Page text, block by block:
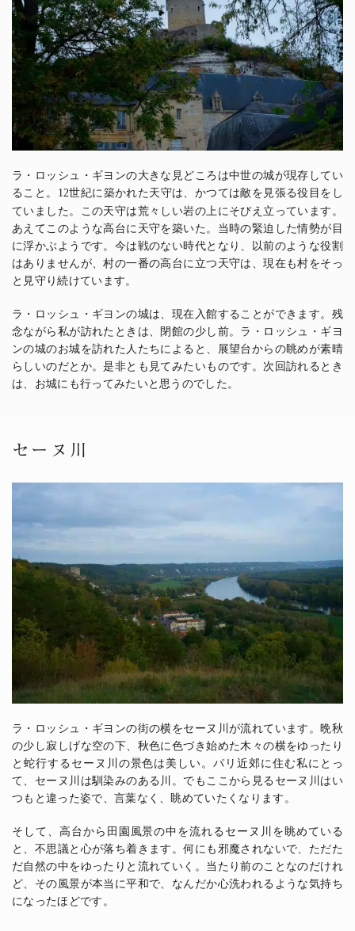
ラ・ロッシュ・ギヨンの大きな見どころは中世の城が現存してい
ること。
12世紀に築かれた天守は、かつては敵を見張る役目をし
ていました。この天守は荒々しい岩の上にそびえ立っています。
あえてこのような高台に天守を築いた。当時の緊迫した情勢が目
に浮かぶようです。今は戦のない時代となり、以前のような役割
はありませんが、村の一番の高台に立つ天守は、現在も村をそっ
と見守り続けています。
ラ・ロッシュ・ギヨンの城は、現在入館することができます。残
念ながら私が訪れたときは、閉館の少し前。ラ・ロッシュ・ギヨ
ンの城のお城を訪れた人たちによると、展望台からの眺めが素晴
らしいのだとか。是非とも見てみたいものです。次回訪れるとき
は、お城にも行ってみたいと思うのでした。
セーヌ川
ラ・ロッシュ・ギヨンの街の横をセーヌ川が流れています。晩秋
の少し寂しげな空の下、秋色に色づき始めた木々の横をゆったり
と蛇行するセーヌ川の景色は美しい。パリ近郊に住む私にとっ
て、セーヌ川は馴染みのある川。でもここから見るセーヌ川はい
つもと違った姿で、言葉なく、眺めていたくなります。
そして、高台から田園風景の中を流れるセーヌ川を眺めている
と、不思議と心が落ち着きます。何にも邪魔されないで、ただた
だ自然の中をゆったりと流れていく。当たり前のことなのだけれ
ど、その風景が本当に平和で、なんだか心洗われるような気持ち
になったほどです。